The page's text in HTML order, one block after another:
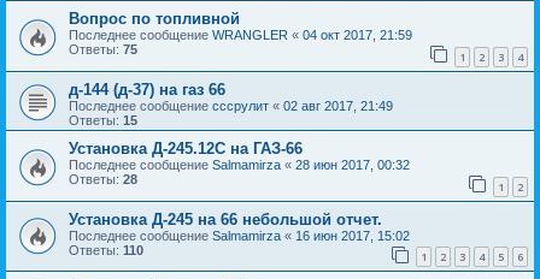
Вопрос по топливной
Последнее сообщение WRANGLER « 04 окт 2017, 21:59
Ответы: 75 1 2 3 4
д-144 (д-37) на газ 66
Последнее сообщение сссрулит « 02 авг 2017, 21:49
Ответы: 15
Установка Д-245.12С на ГАЗ-66
Последнее сообщение Salmamirza « 28 июн 2017, 00:32
Ответы: 28 1 2
Установка Д-245 на 66 небольшой отчет.
Последнее сообщение Salmamirza « 16 июн 2017, 15:02
Ответы: 110 1 2 3 4 5 6